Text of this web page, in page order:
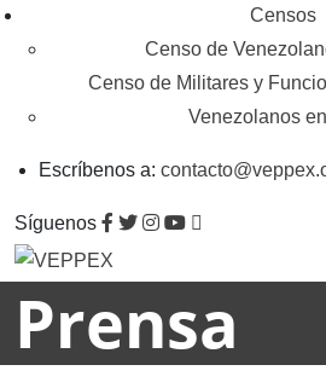
Censos
Censo de
Censo de Militares y
Venezolanos
Escríbenos a:
Síguenos
Prensa